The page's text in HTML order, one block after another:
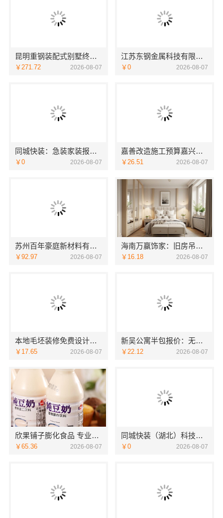
昆明重钢装配式别墅终身维保—云南晟构建筑建材有限公司全程守护
￥271.72 2026-08-07
江苏东钢金属科技有限公司全屋不锈钢定制生产基地兴化
￥0 2026-08-07
同城快装：急装家装报价省心一站式搞定
￥0 2026-08-07
嘉善改造施工预算嘉兴家美建材科技有限公司
￥26.51 2026-08-07
苏州百年豪庭新材料有限公司：市区专业家装报价
￥92.97 2026-08-07
海南万赢饰家：旧房吊顶焕新设计
￥16.18 2026-08-07
本地毛坯装修免费设计环保服务浙江臻美新型建材有限公司
￥17.65 2026-08-07
新吴公寓半包报价：无锡亿莱居装饰工程材料有限公司性价比之选
￥22.12 2026-08-07
欣果铺子膨化食品 专业团队上门服务
￥65.36 2026-08-07
同城快装（湖北）科技有限公司-日式原木风全包
￥0 2026-08-07